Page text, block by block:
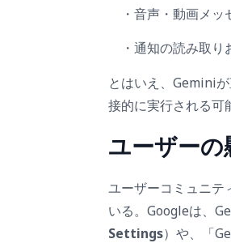
・音声・動画メッ
・通知の読み取り
とはいえ、Gemini
接的に実行される可
ユーザー
ユーザーコミュニテ
いる。Googleは、
Settings）や、「